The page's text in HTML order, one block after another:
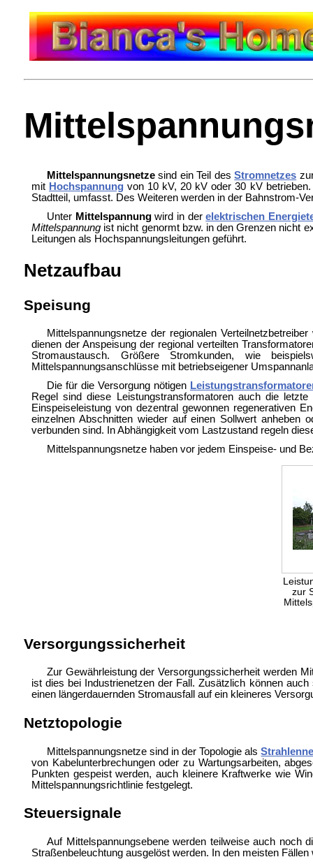
Mittelspannungsnetzesind ein Teil desStromnetzes
mit Hochspannung von 10 kV, 20 kV oder 30 kV
Stadtteil, umfasst. Des Weiteren werden in der Bahnstrom-
Unter Mittelspannungwird in derelektrischen
Mittelspannungist nicht genormt bzw. in den Grenzen nicht
Leitungen als Hochspannungsleitungen geführt.
Netzaufbau
Speisung
Mittelspannungsnetze der regionalen
dienen der Anspeisung der regional verteilten
Stromaustausch. Größere Stromkunden, wie
Mittelspannungsanschlüsse mit betriebseigener
Die für die Versorgung nötigen
Regel sind diese Leistungstransformatoren auch die
Einspeiseleistung von dezentral gewonnen regenerativen
einzelnen Abschnitten wieder auf einen Sollwert
verbunden sind. In Abhängigkeit vom Lastzustand regeln
Mittelspannungsnetze haben vor jedem Einspeise- und
zur
Versorgungssicherheit
Zur Gewährleistung der Versorgungssicherheit werden
ist dies bei Industrienetzen der Fall. Zusätzlich können
einen längerdauernden Stromausfall auf ein kleineres
Netztopologie
Mittelspannungsnetze sind in der Topologie als
von Kabelunterbrechungen oder zu Wartungsarbeiten,
Punkten gespeist werden, auch kleinere Kraftwerke wie
Mittelspannungsrichtlinie festgelegt.
Steuersignale
Auf Mittelspannungsebene werden teilweise auch noch
Straßenbeleuchtung ausgelöst werden. In den meisten